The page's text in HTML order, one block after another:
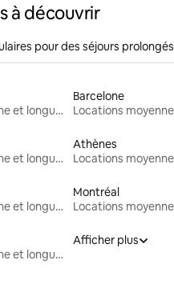
à découvrir
pour des séjours prolongés
Locations moyenne et longue durée
Barcelone
Locations moyenne et longue durée
Athènes
Locations moyenne et longue durée
Montréal
Locations moyenne et longue durée
Afficher plus